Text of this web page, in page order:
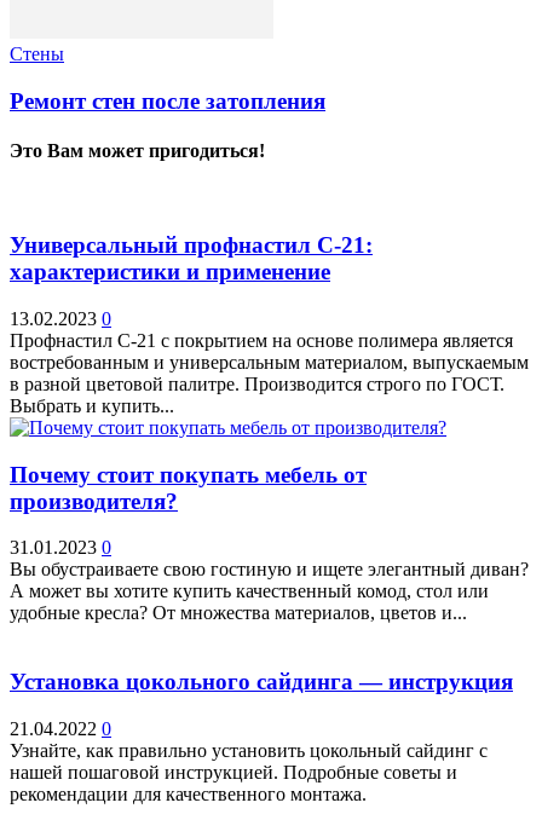
Стены
Ремонт стен после затопления
Это Вам может пригодиться!
Универсальный профнастил С-21:
характеристики и применение
13.02.2023 0
Профнастил С-21 с покрытием на основе полимера является
востребованным и универсальным материалом, выпускаемым
в разной цветовой палитре. Производится строго по ГОСТ.
Выбрать и купить...
Почему стоит покупать мебель от
производителя?
31.01.2023 0
Вы обустраиваете свою гостиную и ищете элегантный диван?
А может вы хотите купить качественный комод, стол или
удобные кресла? От множества материалов, цветов и...
Установка цокольного сайдинга — инструкция
21.04.2022 0
Узнайте, как правильно установить цокольный сайдинг с
нашей пошаговой инструкцией. Подробные советы и
рекомендации для качественного монтажа.